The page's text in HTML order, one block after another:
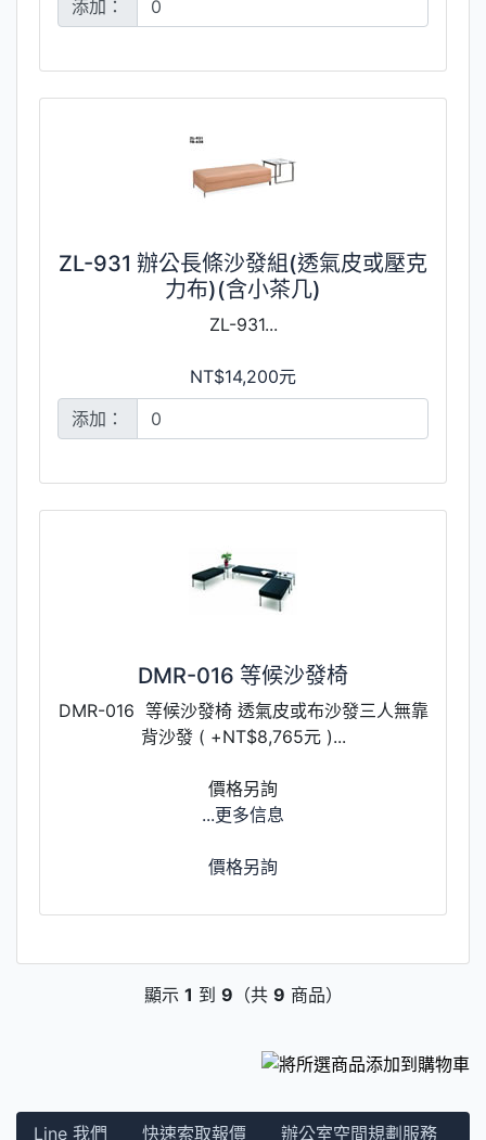
添加：
ZL-931 辦公長條沙發組(透氣皮或壓克
力布)(含小茶几)
ZL-931...
NT$14,200元
添加：
DMR-016 等候沙發椅
DMR-016 等候沙發椅 透氣皮或布沙發三人無靠
背沙發 ( +NT$8,765元 )...
價格另詢
...更多信息
價格另詢
顯示 1 到 9 （共 9 商品）
Line 我們 快速索取報價 辦公室空間規劃服務